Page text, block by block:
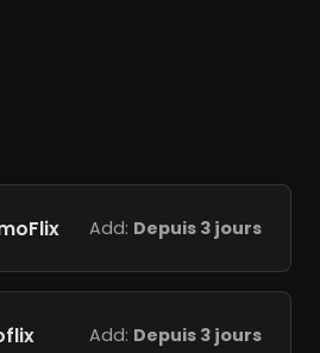
Add: Depuis 3 jours
Add: Depuis 3 jours